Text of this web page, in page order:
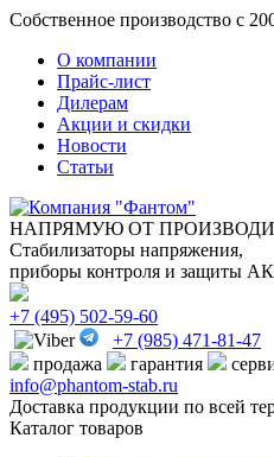
Собственное производство с
О компании
Прайс-лист
Дилерам
Акции и скидки
Новости
Статьи
НАПРЯМУЮ ОТ
Стабилизаторы напряжения,
приборы контроля и защиты
+7 (495) 502-59-60
+7 (985) 471-81-47
продажа
гарантия
info@phantom-stab.ru
Доставка продукции по всей
Каталог товаров